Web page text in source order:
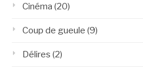
Cinéma (20)
Coup de gueule (9)
Délires (2)